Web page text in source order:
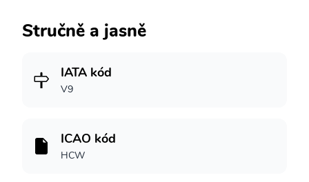
Stručně a jasně
IATA kód
V9
ICAO kód
HCW